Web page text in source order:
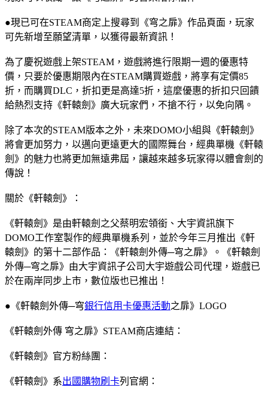
●現已可在STEAM商定上搜尋到《穹之扉》作品頁面，玩家
可先新增至願望清單，以獲得最新資訊！
為了慶祝遊戲上架STEAM，遊戲將進行限期一週的優惠特
價，只要於優惠期限內在STEAM購買遊戲，將享有定價85
折，而購買DLC，折扣更是高達5折，這麼優惠的折扣只回饋
給熱烈支持《軒轅劍》廣大玩家們，不搶不行，以免向隅。
除了本次的STEAM版本之外，未來DOMO小組與《軒轅劍》
將會更加努力，以邁向更遠更大的國際舞台，經典單機《軒轅
劍》的魅力也將更加無遠弗屆，讓越來越多玩家得以體會劍的
傳說！
關於《軒轅劍》：
《軒轅劍》是由軒轅劍之父蔡明宏領銜、大宇資訊旗下
DOMO工作室製作的經典單機系列，並於今年三月推出《軒
轅劍》的第十二部作品：《軒轅劍外傳─穹之扉》。《軒轅劍
外傳─穹之扉》由大宇資訊子公司大宇遊戲公司代理，遊戲已
於在兩岸同步上市，數位版也已推出！
●《軒轅劍外傳─穹銀行信用卡優惠活動之扉》LOGO
《軒轅劍外傳 穹之扉》STEAM商店連結：
《軒轅劍》官方粉絲團：
《軒轅劍》系出國購物刷卡列官網：